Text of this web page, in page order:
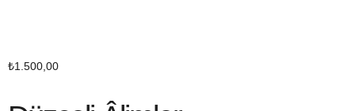
₺1.500,00